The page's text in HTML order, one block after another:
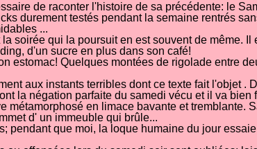
de raconter l'histoire de sa précédente: le
durement testés pendant la semaine rentrés
...
soirée qui la poursuit en est souvent de même.
d'un sucre en plus dans son café!
estomac! Quelques montées de rigolade entre
aux instants terribles dont ce texte fait l'objet .
la négation parfaite du samedi vécu et il va bien
en limace bavante et tremblante.
d' un immeuble qui brûle...
pendant que moi, la loque humaine du jour